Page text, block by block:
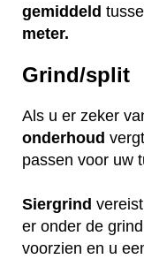
gemiddeld
meter.
Grind/split
Als u er zeker
onderhoud
passen voor uw
Siergrind
er onder de
voorzien en u